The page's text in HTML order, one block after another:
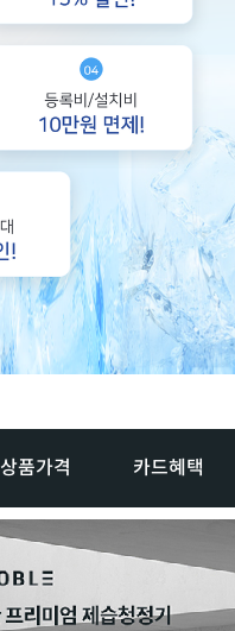
상품가격 카드혜택